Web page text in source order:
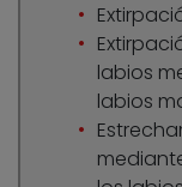
labios
labios